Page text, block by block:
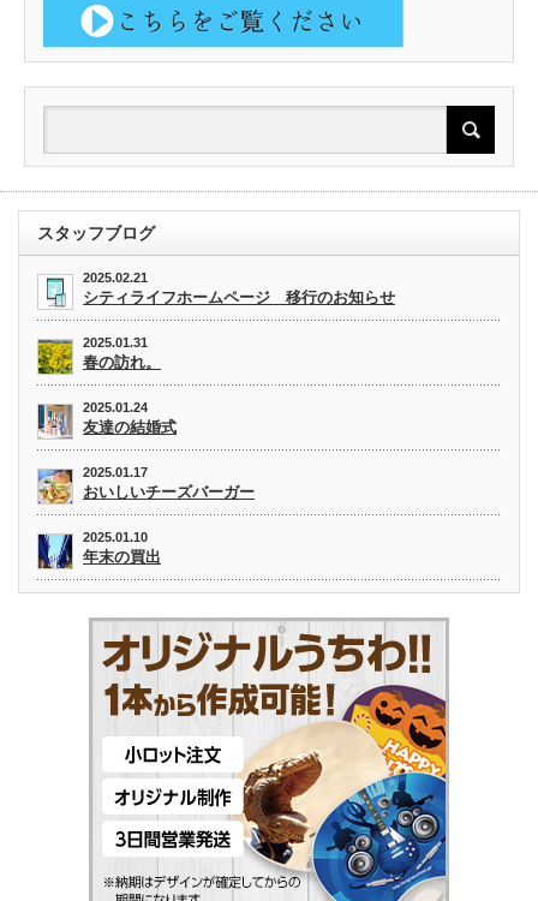
スタッフブログ
2025.02.21
シティライフホームページ 移行のお知らせ
2025.01.31
春の訪れ。
2025.01.24
友達の結婚式
2025.01.17
おいしいチーズバーガー
2025.01.10
年末の買出